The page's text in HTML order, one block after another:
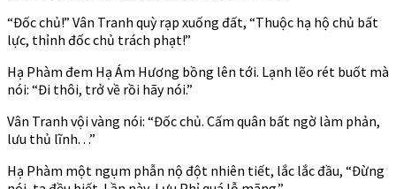
“Đốc chủ!” Vân Tranh quỳ rạp xuống đất, “Thuộc hạ hộ chủ bất
lực, thỉnh đốc chủ trách phạt!”
Hạ Phàm đem Hạ Ám Hương bồng lên tới. Lạnh lẽo rét buốt mà
nói: “Đi thôi, trở về rồi hãy nói.”
Vân Tranh vội vàng nói: “Đốc chủ. Cấm quân bất ngờ làm phản,
lưu thủ lĩnh. . .”
Hạ Phàm một ngụm phẫn nộ đột nhiên tiết, lắc lắc đầu, “Đừng